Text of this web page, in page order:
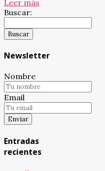
Leer más
Buscar:
Newsletter
Nombre
Email
Entradas
recientes